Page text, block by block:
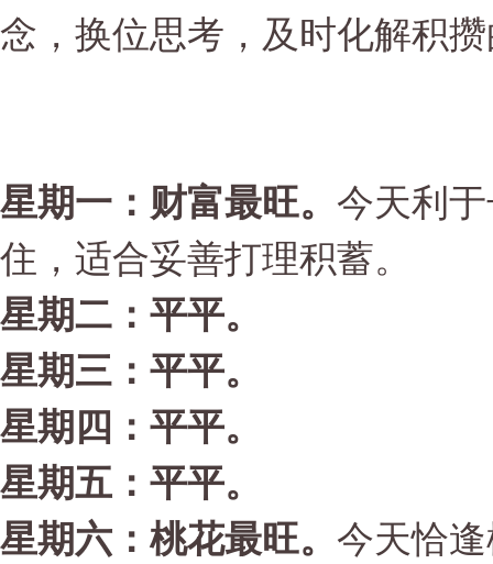
念，换位思考，及时化解积
星期一：财富最旺。 今天利
住，适合妥善打理积蓄。
星期二：平平。
星期三：平平。
星期四：平平。
星期五：平平。
星期六：桃花最旺。 今天恰